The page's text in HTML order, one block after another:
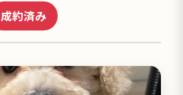
成約済み